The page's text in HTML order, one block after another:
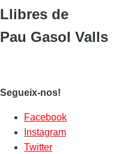
Llibres de
Pau Gasol Valls
Segueix-nos!
Facebook
Instagram
Twitter